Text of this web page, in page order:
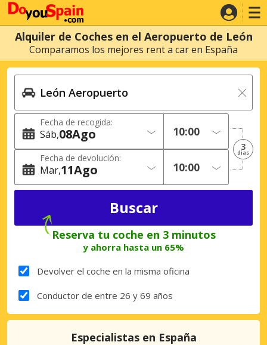
Alquiler de Coches en el Aeropuerto de León
Comparamos los mejores rent a car en España
Fecha de recogida:
Sáb 08Ago
Fecha de devolución:
Mar 11Ago
3
dias
Reserva tu coche en 3 minutos
y ahorra hasta un 65%
Devolver el coche en la misma oficina
Conductor de entre 26 y 69 años
Especialistas en España